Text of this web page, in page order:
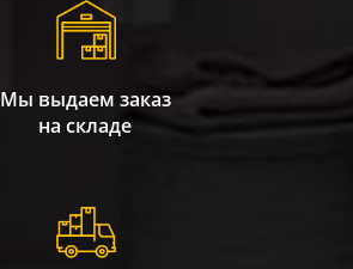
Мы выдаем заказ
на складе